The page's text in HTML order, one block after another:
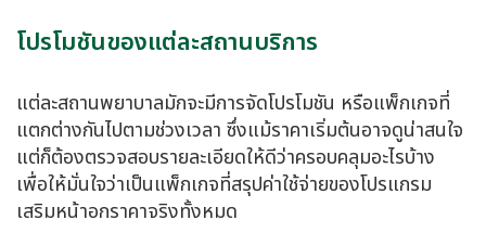
โปรโมชันของแต่ละสถานบริการ
แต่ละสถานพยาบาลมักจะมีการจัดโปรโมชัน หรือแพ็กเกจที่
แตกต่างกันไปตามช่วงเวลา ซึ่งแม้ราคาเริ่มต้นอาจดูน่าสนใจ
แต่ก็ต้องตรวจสอบรายละเอียดให้ดีว่าครอบคลุมอะไรบ้าง
เพื่อให้มั่นใจว่าเป็นแพ็กเกจที่สรุปค่าใช้จ่ายของโปรแกรม
เสริมหน้าอกราคาจริงทั้งหมด